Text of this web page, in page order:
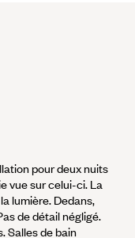
pour deux nuits
vue sur celui-ci. La
lumière. Dedans,
de détail négligé.
Salles de bain